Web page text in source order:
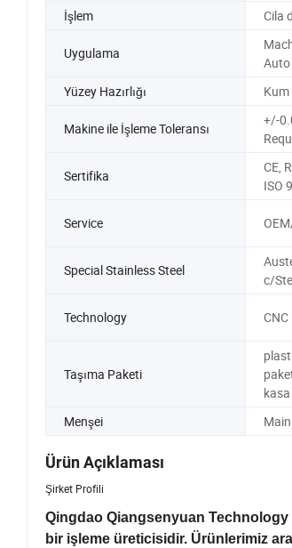
İşlem
Cila
Uygulama
Yüzey Hazırlığı
Makine ile İşleme Toleransı
+/-
Sertifika
CE,
ISO
Service
Special Stainless Steel
c/
Technology
Taşıma Paketi
kasa
Menşei
Ürün Açıklaması
Şirket Profili
Qingdao Qiangsenyuan
bir işleme üreticisidir. Ürünlerimiz